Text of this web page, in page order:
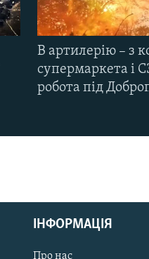
В артилерію – з
супермаркета і
робота під
ІНФОРМАЦІЯ
Про нас